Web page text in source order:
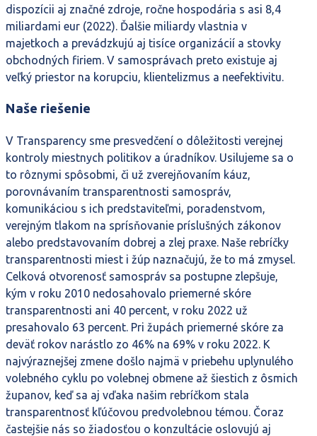
dispozícii aj značné zdroje, ročne hospodária s asi 8,4
miliardami eur (2022). Ďalšie miliardy vlastnia v
majetkoch a prevádzkujú aj tisíce organizácií a stovky
obchodných firiem. V samosprávach preto existuje aj
veľký priestor na korupciu, klientelizmus a neefektivitu.
Naše riešenie
V Transparency sme presvedčení o dôležitosti verejnej
kontroly miestnych politikov a úradníkov. Usilujeme sa o
to rôznymi spôsobmi, či už zverejňovaním káuz,
porovnávaním transparentnosti samospráv,
komunikáciou s ich predstaviteľmi, poradenstvom,
verejným tlakom na sprísňovanie príslušných zákonov
alebo predstavovaním dobrej a zlej praxe. Naše rebríčky
transparentnosti miest i žúp naznačujú, že to má zmysel.
Celková otvorenosť samospráv sa postupne zlepšuje,
kým v roku 2010 nedosahovalo priemerné skóre
transparentnosti ani 40 percent, v roku 2022 už
presahovalo 63 percent. Pri župách priemerné skóre za
deväť rokov narástlo zo 46% na 69% v roku 2022. K
najvýraznejšej zmene došlo najmä v priebehu uplynulého
volebného cyklu po volebnej obmene až šiestich z ôsmich
županov, keď sa aj vďaka našim rebríčkom stala
transparentnosť kľúčovou predvolebnou témou. Čoraz
častejšie nás so žiadosťou o konzultácie oslovujú aj